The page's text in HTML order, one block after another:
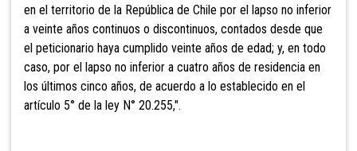
en el territorio de la República de Chile por el lapso no inferior
a veinte años continuos o discontinuos, contados desde que
el peticionario haya cumplido veinte años de edad; y, en todo
caso, por el lapso no inferior a cuatro años de residencia en
los últimos cinco años, de acuerdo a lo establecido en el
artículo 5° de la ley N° 20.255,".